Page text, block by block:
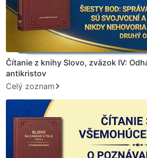
Čítanie z knihy Slovo, zväzok IV:
antikristov
Celý zoznam